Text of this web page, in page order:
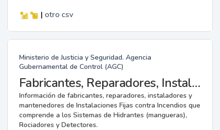
| otro csv
Ministerio de Justicia y Seguridad. Agencia
Gubernamental de Control (AGC)
Fabricantes, Reparadores, Instaladores y Mantenedores de Instalaciones Fijas contra Incendios.
Información de fabricantes, reparadores, instaladores y
mantenedores de Instalaciones Fijas contra Incendios que
comprende a los Sistemas de Hidrantes (mangueras),
Rociadores y Detectores.